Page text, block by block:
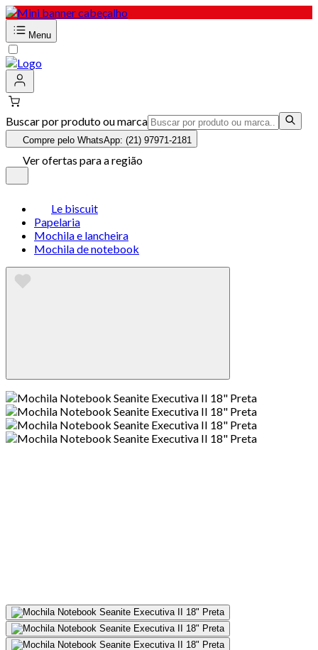
Menu
Buscar por produto ou marca
Compre pelo WhatsApp: (21) 97971-2181
Ver ofertas para a região
Le biscuit
Papelaria
Mochila e lancheira
Mochila de notebook